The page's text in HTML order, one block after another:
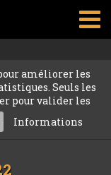
améliorer les
Seuls les
pour valider les
Informations